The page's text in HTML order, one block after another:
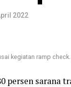
2022
kegiatan ramp
persen sarana